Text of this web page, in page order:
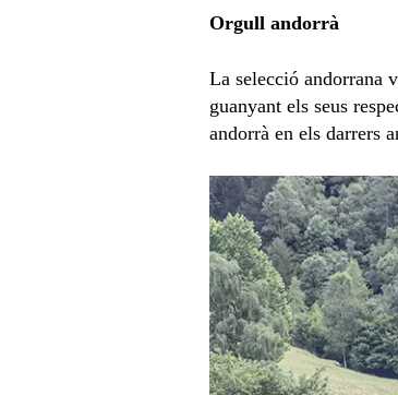
Orgull andorrà
La selecció andorrana
guanyant els seus
andorrà en els darrers